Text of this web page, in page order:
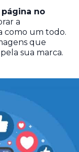
no
a
como um todo.
que
sua marca.